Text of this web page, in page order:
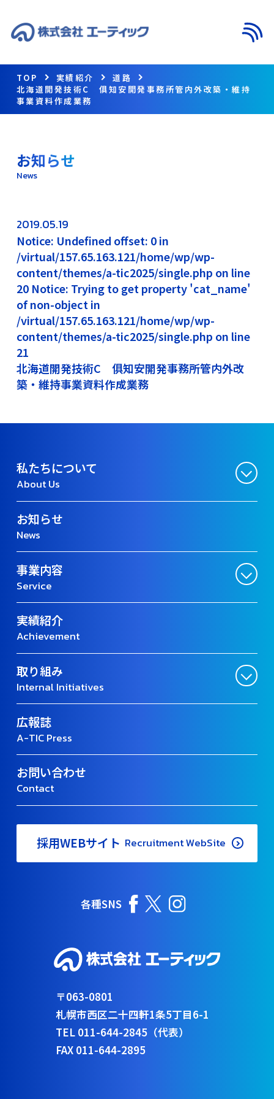
TOP 実績紹介
道路
北海道開発技術C 俱知安開発事務所管内外改築・維持
事業資料作成業務
お知らせ
News
2019.05.19
Notice: Undefined offset: 0 in
/virtual/157.65.163.121/home/wp/wp-
content/themes/a-tic2025/single.php on line
20 Notice: Trying to get property 'cat_name'
of non-object in
/virtual/157.65.163.121/home/wp/wp-
content/themes/a-tic2025/single.php on line
21
北海道開発技術C 俱知安開発事務所管内外改
築・維持事業資料作成業務
私たちについて
About Us
お知らせ
News
事業内容
Service
実績紹介
Achievement
取り組み
Internal Initiatives
広報誌
A-TIC Press
お問い合わせ
Contact
採用WEBサイト Recruitment WebSite
各種SNS
〒063-0801
札幌市西区二十四軒1条5丁目6-1
TEL 011-644-2845（代表）
FAX 011-644-2895